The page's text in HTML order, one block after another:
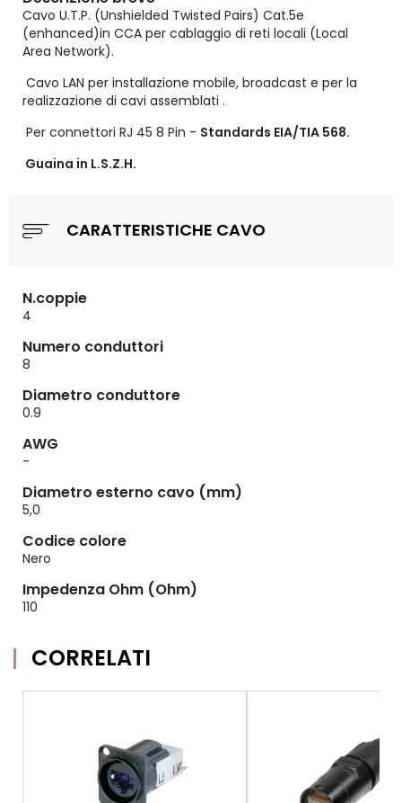
Cavo U.T.P. (Unshielded Twisted Pairs) Cat.5e
(enhanced)in CCA per cablaggio di reti locali (Local
Area Network).
Cavo LAN per installazione mobile, broadcast e per la
realizzazione di cavi assemblati .
Per connettori RJ 45 8 Pin - Standards EIA/TIA 568.
Guaina in L.S.Z.H.
CARATTERISTICHE CAVO
N.coppie
4
Numero conduttori
8
Diametro conduttore
0.9
AWG
-
Diametro esterno cavo (mm)
5,0
Codice colore
Nero
Impedenza Ohm (Ohm)
110
CORRELATI